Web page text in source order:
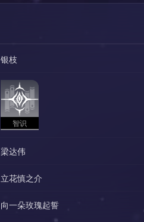
银枝
智识
梁达伟
立花慎之介
向一朵玫瑰起誓